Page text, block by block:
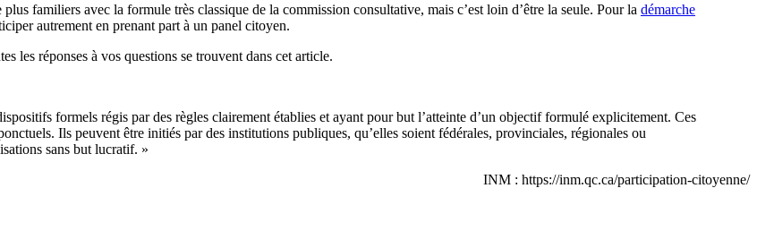
familiers avec la formule très classique de la commission consultative, mais c’est loin d’être la seule. Pour la démarche
autrement en prenant part à un panel citoyen.
les réponses à vos questions se trouvent dans cet article.
formels régis par des règles clairement établies et ayant pour but l’atteinte d’un objectif formulé explicitement. Ces
Ils peuvent être initiés par des institutions publiques, qu’elles soient fédérales, provinciales, régionales ou
sans but lucratif. »
INM : https://inm.qc.ca/participation-citoyenne/